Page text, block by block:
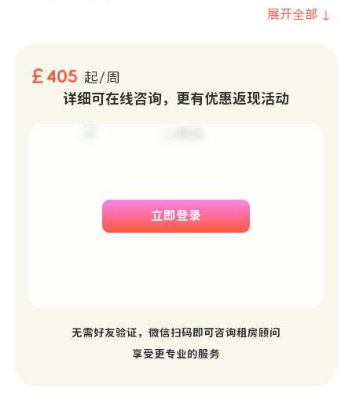
展开全部 ↓
￡405 起/周
详细可在线咨询，更有优惠返现活动
立即登录
无需好友验证，微信扫码即可咨询租房顾问
享受更专业的服务